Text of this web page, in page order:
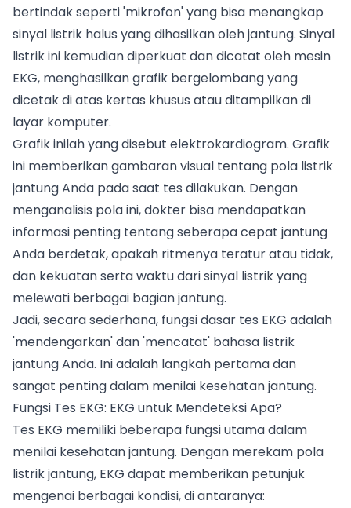
bertindak seperti 'mikrofon' yang bisa menangkap
sinyal listrik halus yang dihasilkan oleh jantung. Sinyal
listrik ini kemudian diperkuat dan dicatat oleh mesin
EKG, menghasilkan grafik bergelombang yang
dicetak di atas kertas khusus atau ditampilkan di
layar komputer.
Grafik inilah yang disebut elektrokardiogram. Grafik
ini memberikan gambaran visual tentang pola listrik
jantung Anda pada saat tes dilakukan. Dengan
menganalisis pola ini, dokter bisa mendapatkan
informasi penting tentang seberapa cepat jantung
Anda berdetak, apakah ritmenya teratur atau tidak,
dan kekuatan serta waktu dari sinyal listrik yang
melewati berbagai bagian jantung.
Jadi, secara sederhana, fungsi dasar tes EKG adalah
'mendengarkan' dan 'mencatat' bahasa listrik
jantung Anda. Ini adalah langkah pertama dan
sangat penting dalam menilai kesehatan jantung.
Fungsi Tes EKG: EKG untuk Mendeteksi Apa?
Tes EKG memiliki beberapa fungsi utama dalam
menilai kesehatan jantung. Dengan merekam pola
listrik jantung, EKG dapat memberikan petunjuk
mengenai berbagai kondisi, di antaranya: